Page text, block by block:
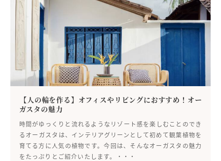
【人の輪を作る】オフィスやリビングにおすすめ！オー
ガスタの魅力
時間がゆっくりと流れるようなリゾート感を楽しむことのでき
るオーガスタは、インテリアグリーンとして初めて観葉植物を
育てる方に人気の植物です。今回は、そんなオーガスタの魅力
をたっぷりとご紹介いたします。・・・